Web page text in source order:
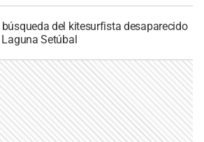
búsqueda del kitesurfista desaparecido
Setúbal